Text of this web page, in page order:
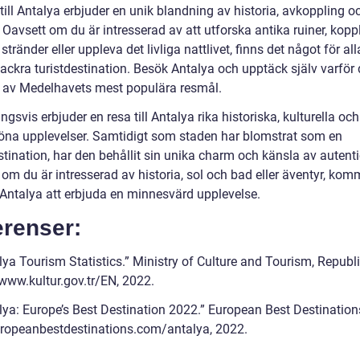
Antalya erbjuder en unik blandning av historia, avkoppling
Oavsett om du är intresserad av att utforska antika ruiner,
eller uppleva det livliga nattlivet, finns det något för
turistdestination. Besök Antalya och upptäck själv varför
Medelhavets mest populära resmål.
erbjuder en resa till Antalya rika historiska, kulturella och
upplevelser. Samtidigt som staden har blomstrat som en
har den behållit sin unika charm och känsla av
du är intresserad av historia, sol och bad eller äventyr,
att erbjuda en minnesvärd upplevelse.
Tourism Statistics.” Ministry of Culture and Tourism,
EN, 2022.
Europe’s Best Destination 2022.” European Best
antalya, 2022.